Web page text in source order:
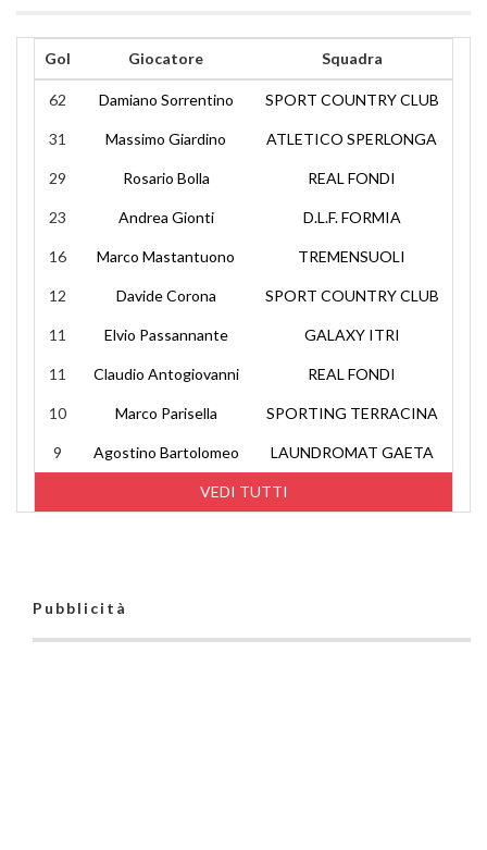
Gol Giocatore Squadra
VEDI TUTTI
62 Damiano Sorrentino SPORT COUNTRY CLUB
31 Massimo Giardino ATLETICO SPERLONGA
29 Rosario Bolla REAL FONDI
23 Andrea Gionti D.L.F. FORMIA
16 Marco Mastantuono TREMENSUOLI
12 Davide Corona SPORT COUNTRY CLUB
11 Elvio Passannante GALAXY ITRI
11 Claudio Antogiovanni REAL FONDI
10 Marco Parisella SPORTING TERRACINA
9 Agostino Bartolomeo LAUNDROMAT GAETA
Pubblicità